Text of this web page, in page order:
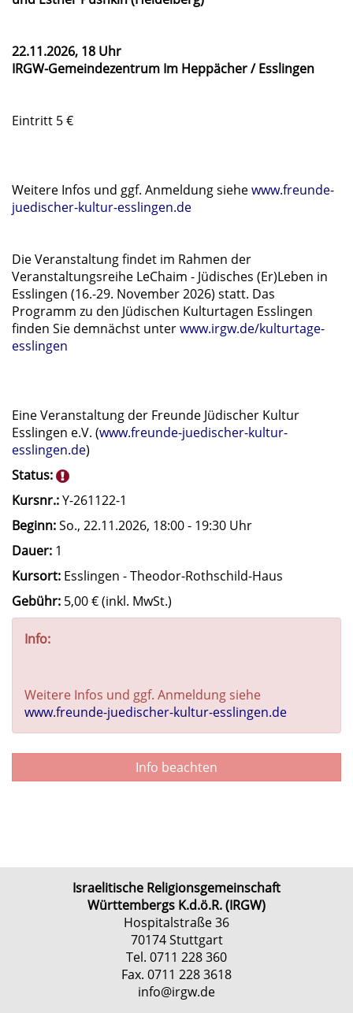
22.11.2026, 18 Uhr
IRGW-Gemeindezentrum Im Heppächer / Esslingen
Eintritt 5 €
Weitere Infos und ggf. Anmeldung siehewww.freunde-
juedischer-kultur-esslingen.de
Die Veranstaltung findet im Rahmen der
Veranstaltungsreihe LeChaim - Jüdisches (Er)Leben in
Esslingen (16.-29. November 2026) statt. Das
Programm zu den Jüdischen Kulturtagen Esslingen
finden Sie demnächst unterwww.irgw.de/kulturtage-
esslingen
Eine Veranstaltung der Freunde Jüdischer Kultur
Esslingen e.V. (www.freunde-juedischer-kultur-
esslingen.de)
Status:
Kursnr.:Y-261122-1
Beginn:So., 22.11.2026, 18:00 - 19:30 Uhr
Dauer: 1
Kursort: Esslingen - Theodor-Rothschild-Haus
Gebühr: 5,00 € (inkl. MwSt.)
Info:
Weitere Infos und ggf. Anmeldung siehe
www.freunde-juedischer-kultur-esslingen.de
Info beachten
Israelitische Religionsgemeinschaft
Württembergs K.d.ö.R. (IRGW)
Hospitalstraße 36
70174 Stuttgart
Tel. 0711 228 360
Fax. 0711 228 3618
info@irgw.de